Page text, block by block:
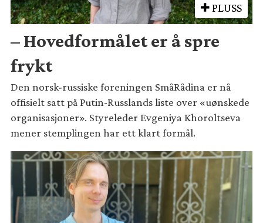
PLUSS
– Hovedformålet er å spre
frykt
Den norsk-russiske foreningen SmåRådina er nå
offisielt satt på Putin-Russlands liste over «uønskede
organisasjoner». Styreleder Evgeniya Khoroltseva
mener stemplingen har ett klart formål.